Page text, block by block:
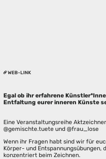
WEB-LINK
Egal ob ihr erfahrene
Entfaltung eurer inneren Künste
Eine Veranstaltungsreihe
@gemischte.tuete und @frau_lose
Wenn ihr Fragen habt sind wir für
Körper- und Entspannungsübungen,
konzentriert beim Zeichnen.